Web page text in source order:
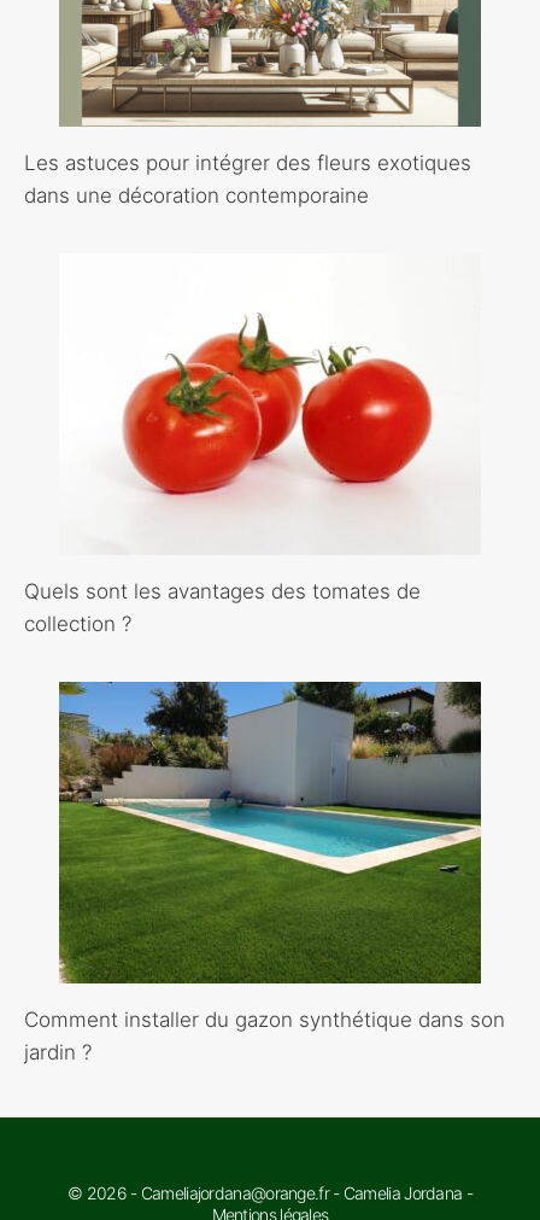
Les astuces pour intégrer des fleurs exotiques
dans une décoration contemporaine
Quels sont les avantages des tomates de
collection ?
Comment installer du gazon synthétique dans son
jardin ?
© 2026 - Cameliajordana@orange.fr - Camelia Jordana -
Mentions légales